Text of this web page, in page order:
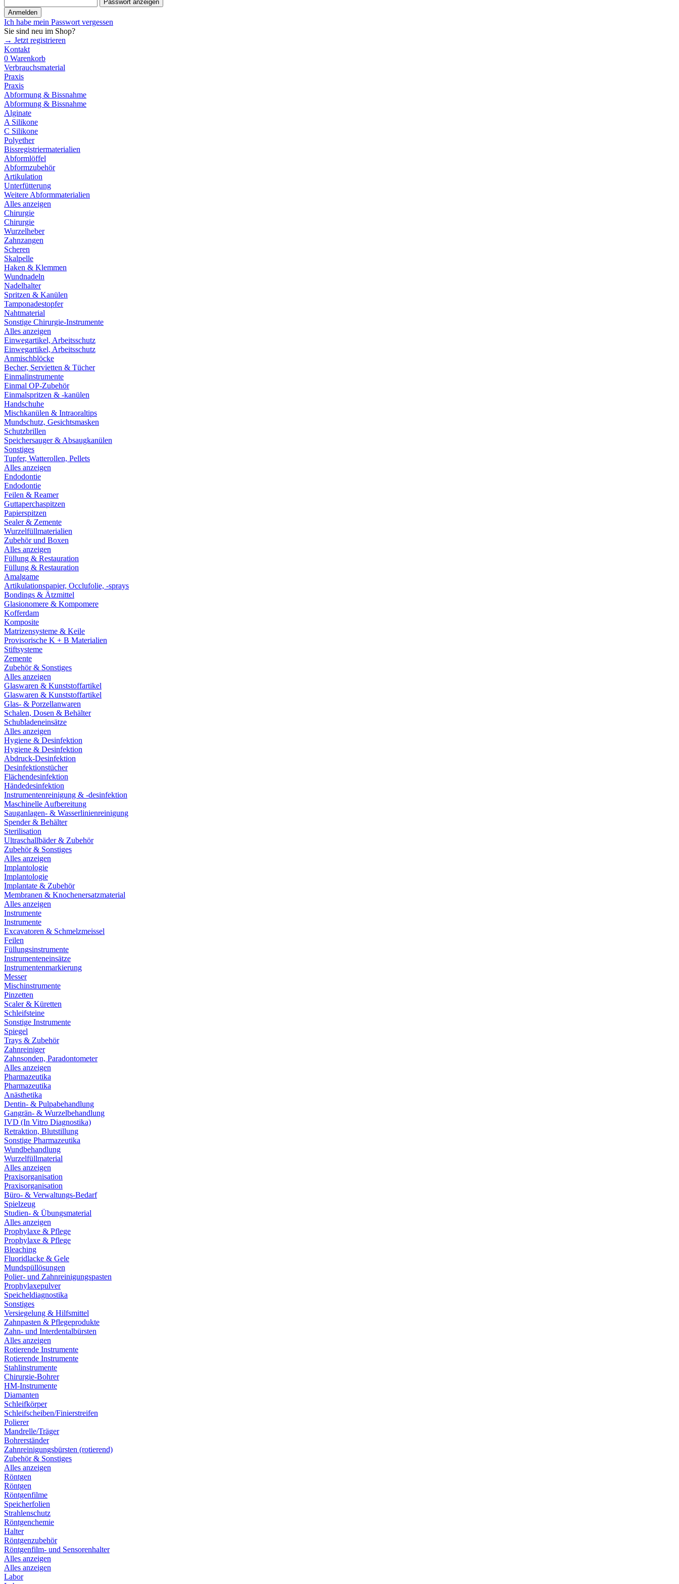
Passwort anzeigen
Anmelden
Ich habe mein Passwort vergessen
Sie sind neu im Shop?
→ Jetzt registrieren
Kontakt
0 Warenkorb
Verbrauchsmaterial
Praxis
Praxis
Abformung & Bissnahme
Abformung & Bissnahme
Alginate
A Silikone
C Silikone
Polyether
Bissregistriermaterialien
Abformlöffel
Abformzubehör
Artikulation
Unterfütterung
Weitere Abformmaterialien
Alles anzeigen
Chirurgie
Chirurgie
Wurzelheber
Zahnzangen
Scheren
Skalpelle
Haken & Klemmen
Wundnadeln
Nadelhalter
Spritzen & Kanülen
Tamponadestopfer
Nahtmaterial
Sonstige Chirurgie-Instrumente
Alles anzeigen
Einwegartikel, Arbeitsschutz
Einwegartikel, Arbeitsschutz
Anmischblöcke
Becher, Servietten & Tücher
Einmalinstrumente
Einmal OP-Zubehör
Einmalspritzen & -kanülen
Handschuhe
Mischkanülen & Intraoraltips
Mundschutz, Gesichtsmasken
Schutzbrillen
Speichersauger & Absaugkanülen
Sonstiges
Tupfer, Watterollen, Pellets
Alles anzeigen
Endodontie
Endodontie
Feilen & Reamer
Guttaperchaspitzen
Papierspitzen
Sealer & Zemente
Wurzelfüllmaterialien
Zubehör und Boxen
Alles anzeigen
Füllung & Restauration
Füllung & Restauration
Amalgame
Artikulationspapier, Occlufolie, -sprays
Bondings & Ätzmittel
Glasionomere & Kompomere
Kofferdam
Komposite
Matrizensysteme & Keile
Provisorische K + B Materialien
Stiftsysteme
Zemente
Zubehör & Sonstiges
Alles anzeigen
Glaswaren & Kunststoffartikel
Glaswaren & Kunststoffartikel
Glas- & Porzellanwaren
Schalen, Dosen & Behälter
Schubladeneinsätze
Alles anzeigen
Hygiene & Desinfektion
Hygiene & Desinfektion
Abdruck-Desinfektion
Desinfektionstücher
Flächendesinfektion
Händedesinfektion
Instrumentenreinigung & -desinfektion
Maschinelle Aufbereitung
Sauganlagen- & Wasserlinienreinigung
Spender & Behälter
Sterilisation
Ultraschallbäder & Zubehör
Zubehör & Sonstiges
Alles anzeigen
Implantologie
Implantologie
Implantate & Zubehör
Membranen & Knochenersatzmaterial
Alles anzeigen
Instrumente
Instrumente
Excavatoren & Schmelzmeissel
Feilen
Füllungsinstrumente
Instrumenteneinsätze
Instrumentenmarkierung
Messer
Mischinstrumente
Pinzetten
Scaler & Küretten
Schleifsteine
Sonstige Instrumente
Spiegel
Trays & Zubehör
Zahnreiniger
Zahnsonden, Paradontometer
Alles anzeigen
Pharmazeutika
Pharmazeutika
Anästhetika
Dentin- & Pulpabehandlung
Gangrän- & Wurzelbehandlung
IVD (In Vitro Diagnostika)
Retraktion, Blutstillung
Sonstige Pharmazeutika
Wundbehandlung
Wurzelfüllmaterial
Alles anzeigen
Praxisorganisation
Praxisorganisation
Büro- & Verwaltungs-Bedarf
Spielzeug
Studien- & Übungsmaterial
Alles anzeigen
Prophylaxe & Pflege
Prophylaxe & Pflege
Bleaching
Fluoridlacke & Gele
Mundspüllösungen
Polier- und Zahnreinigungspasten
Prophylaxepulver
Speicheldiagnostika
Sonstiges
Versiegelung & Hilfsmittel
Zahnpasten & Pflegeprodukte
Zahn- und Interdentalbürsten
Alles anzeigen
Rotierende Instrumente
Rotierende Instrumente
Stahlinstrumente
Chirurgie-Bohrer
HM-Instrumente
Diamanten
Schleifkörper
Schleifscheiben/Finierstreifen
Polierer
Mandrelle/Träger
Bohrerständer
Zahnreinigungsbürsten (rotierend)
Zubehör & Sonstiges
Alles anzeigen
Röntgen
Röntgen
Röntgenfilme
Speicherfolien
Strahlenschutz
Röntgenchemie
Halter
Röntgenzubehör
Röntgenfilm- und Sensorenhalter
Alles anzeigen
Alles anzeigen
Labor